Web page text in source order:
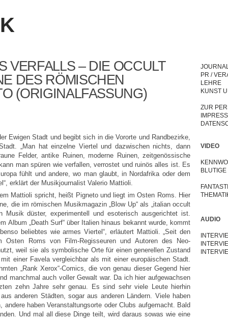
VERFALLS – DIE OCCULT
DES RÖMISCHEN
(ORIGINALFASSUNG)
Ewigen Stadt und begibt sich in die Vororte und Randbezirke,
„Man hat einzelne Viertel und dazwischen nichts, dann
Felder, antike Ruinen, moderne Ruinen, zeitgenössische
man spüren wie verfallen, verrostet und ruinös alles ist. Es
fühlt und andere, wo man glaubt, in Nordafrika oder dem
erklärt der Musikjournalist Valerio Mattioli.
Mattioli spricht, heißt Pigneto und liegt im Osten Roms. Hier
die im römischen Musikmagazin „Blow Up“ als „italian occult
Musik düster, experimentell und esoterisch ausgerichtet ist.
Album „Death Surf“ über Italien hinaus bekannt wurde, kommt
beliebtes wie armes Viertel“, erläutert Mattioli. „Seit den
Roms von Film-Regisseuren und Autoren des Neo-
weil sie als symbolische Orte für einen generellen Zustand
einer Favela vergleichbar als mit einer europäischen Stadt.
„Rank Xerox“-Comics, die von genau dieser Gegend hier
manchmal auch voller Gewalt war. Da ich hier aufgewachsen
zehn Jahre sehr genau. Es sind sehr viele Leute hierhin
anderen Städten, sogar aus anderen Ländern. Viele haben
haben Veranstaltungsorte oder Clubs aufgemacht. Bald
Und mal all diese Dinge teilt, wird daraus sowas wie eine
PR /
LEHRE
KUNST
ZUR
VIDEO
AUDIO